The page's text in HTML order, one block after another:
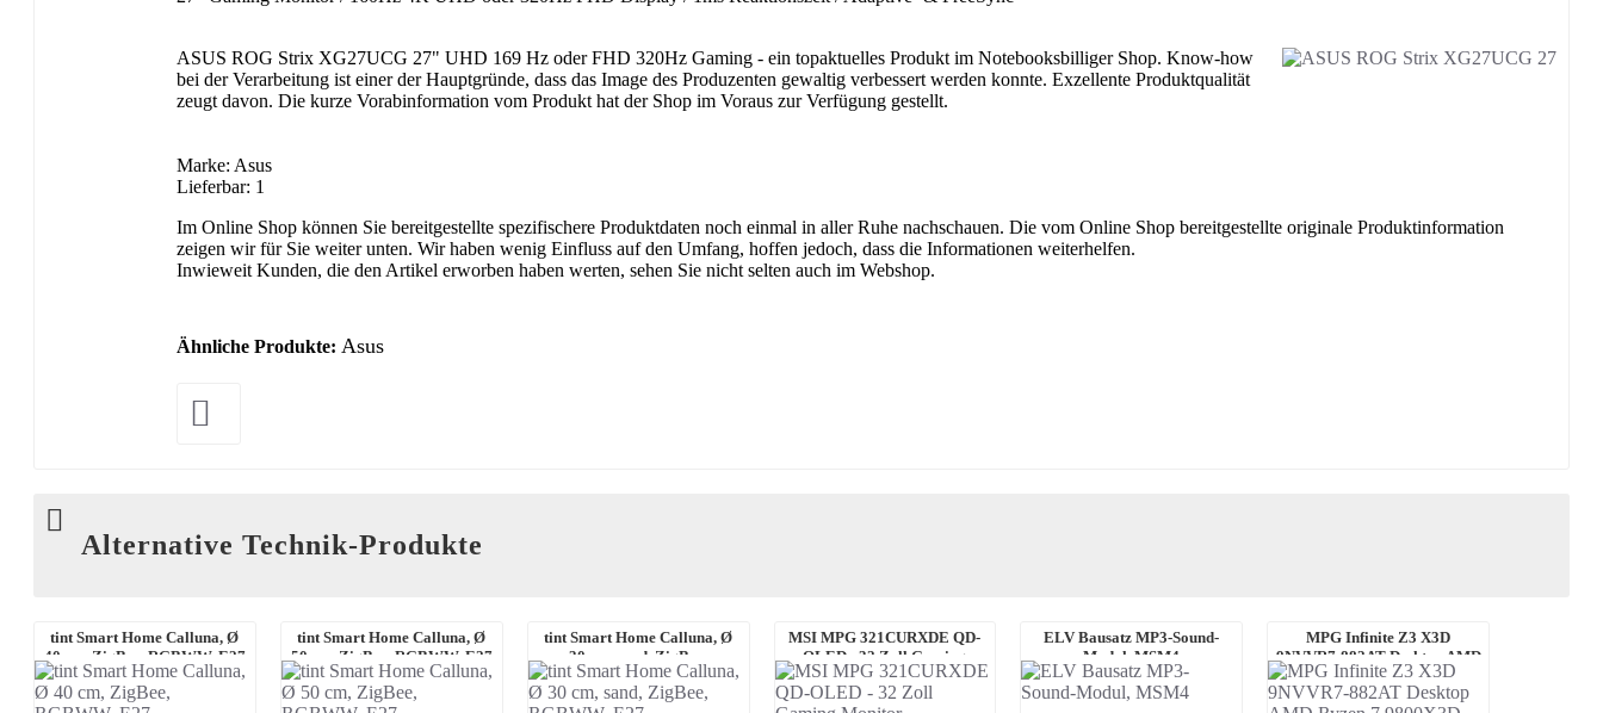
ASUS ROG Strix XG27UCG 27" UHD 169 Hz oder FHD 320Hz Gaming - ein topaktuelles Produkt im Notebooksbilliger Shop. Know-how
bei der Verarbeitung ist einer der Hauptgründe, dass das Image des Produzenten gewaltig verbessert werden konnte. Exzellente Produktqualität
zeugt davon. Die kurze Vorabinformation vom Produkt hat der Shop im Voraus zur Verfügung gestellt.
Marke: Asus
Lieferbar: 1
Im Online Shop können Sie bereitgestellte spezifischere Produktdaten noch einmal in aller Ruhe nachschauen. Die vom Online Shop bereitgestellte originale Produktinformation
zeigen wir für Sie weiter unten. Wir haben wenig Einfluss auf den Umfang, hoffen jedoch, dass die Informationen weiterhelfen.
Inwieweit Kunden, die den Artikel erworben haben werten, sehen Sie nicht selten auch im Webshop.
Ähnliche Produkte: Asus
Alternative Technik-Produkte
tint Smart Home Calluna, Ø
40 cm, ZigBee, RGBWW, E27
tint Smart Home Calluna, Ø
50 cm, ZigBee, RGBWW, E27
tint Smart Home Calluna, Ø
30 cm, sand, ZigBee,
RGBWW, E27
MSI MPG 321CURXDE QD-
OLED - 32 Zoll Gaming
Monitor
ELV Bausatz MP3-Sound-
Modul, MSM4
MPG Infinite Z3 X3D
9NVVR7-882AT Desktop AMD
Ryzen 7 9800X3D, 32 ...